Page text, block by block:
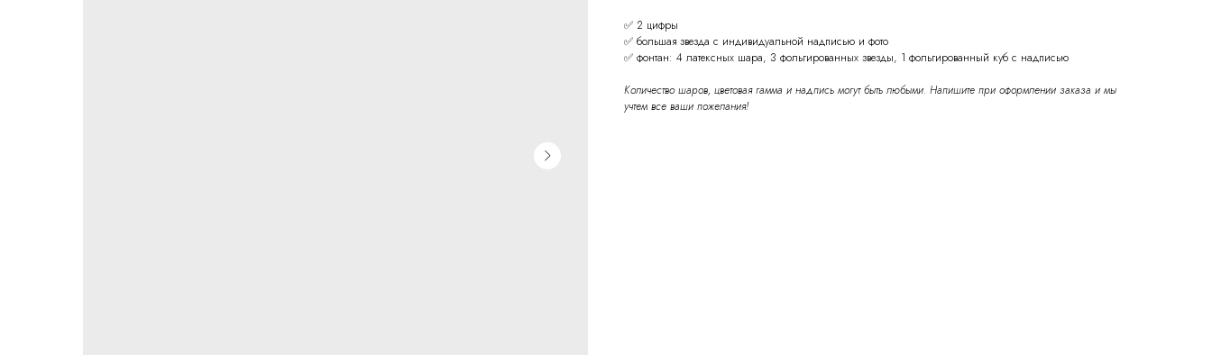
✅ 2 цифры
✅ большая звезда с индивидуальной надписью и фото
✅ фонтан: 4 латексных шара, 3 фольгированных звезды, 1 фольгированный куб с надписью
Количество шаров, цветовая гамма и надпись могут быть любыми. Напишите при оформлении заказа и мы
учтем все ваши пожелания!